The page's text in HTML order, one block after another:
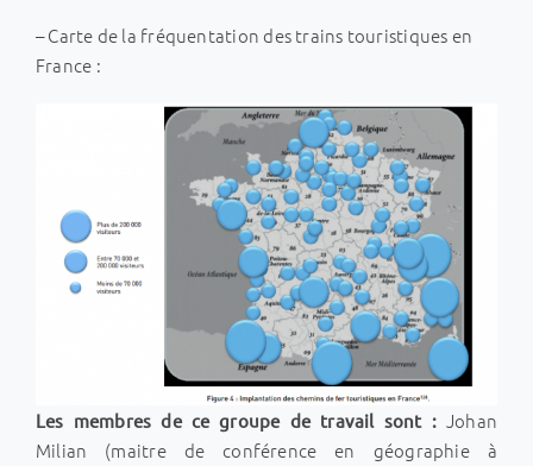
– Carte de la fréquentation des trains touristiques en
France :
Les membres de ce groupe de travail sont : Johan
Milian (maitre de conférence en géographie à